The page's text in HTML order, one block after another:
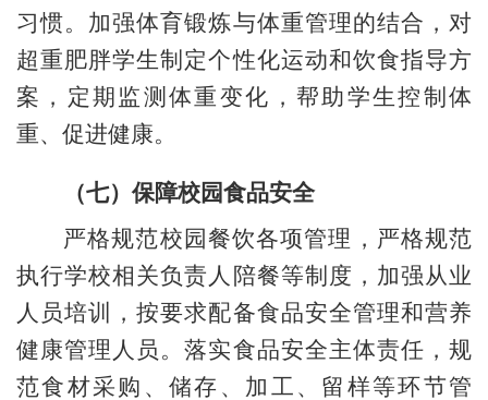
习惯。加强体育锻炼与体重管理的结合，对
超重肥胖学生制定个性化运动和饮食指导方
案，定期监测体重变化，帮助学生控制体
重、促进健康。
（七）保障校园食品安全
严格规范校园餐饮各项管理，严格规范
执行学校相关负责人陪餐等制度，加强从业
人员培训，按要求配备食品安全管理和营养
健康管理人员。落实食品安全主体责任，规
范食材采购、储存、加工、留样等环节管